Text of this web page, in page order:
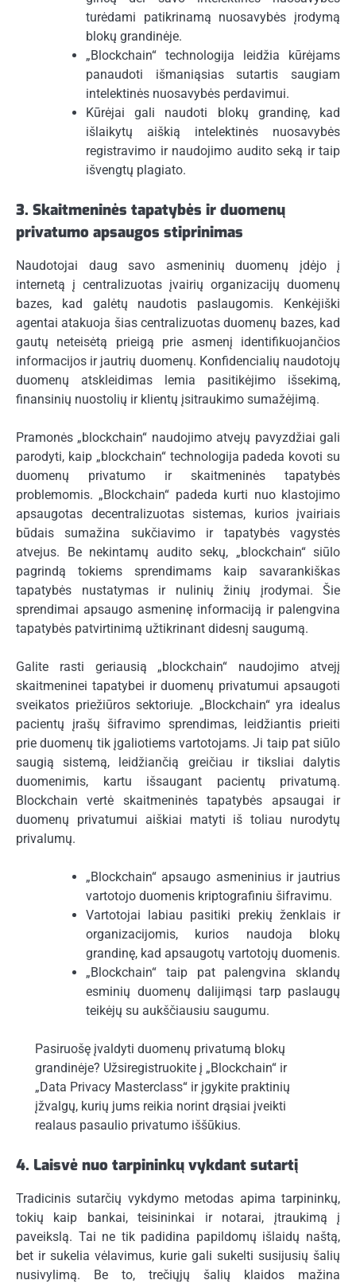
turėdami patikrinamą nuosavybės įrodymą
blokų grandinėje.
„Blockchain“ technologija leidžia kūrėjams
panaudoti išmaniąsias sutartis saugiam
intelektinės nuosavybės perdavimui.
Kūrėjai gali naudoti blokų grandinę, kad
išlaikytų aiškią intelektinės nuosavybės
registravimo ir naudojimo audito seką ir taip
išvengtų plagiato.
3. Skaitmeninės tapatybės ir duomenų
privatumo apsaugos stiprinimas
Naudotojai daug savo asmeninių duomenų įdėjo į
internetą į centralizuotas įvairių organizacijų duomenų
bazes, kad galėtų naudotis paslaugomis. Kenkėjiški
agentai atakuoja šias centralizuotas duomenų bazes, kad
gautų neteisėtą prieigą prie asmenį identifikuojančios
informacijos ir jautrių duomenų. Konfidencialių naudotojų
duomenų atskleidimas lemia pasitikėjimo išsekimą,
finansinių nuostolių ir klientų įsitraukimo sumažėjimą.
Pramonės „blockchain“ naudojimo atvejų pavyzdžiai gali
parodyti, kaip „blockchain“ technologija padeda kovoti su
duomenų privatumo ir skaitmeninės tapatybės
problemomis. „Blockchain“ padeda kurti nuo klastojimo
apsaugotas decentralizuotas sistemas, kurios įvairiais
būdais sumažina sukčiavimo ir tapatybės vagystės
atvejus. Be nekintamų audito sekų, „blockchain“ siūlo
pagrindą tokiems sprendimams kaip savarankiškas
tapatybės nustatymas ir nulinių žinių įrodymai. Šie
sprendimai apsaugo asmeninę informaciją ir palengvina
tapatybės patvirtinimą užtikrinant didesnį saugumą.
Galite rasti geriausią „blockchain“ naudojimo atvejį
skaitmeninei tapatybei ir duomenų privatumui apsaugoti
sveikatos priežiūros sektoriuje. „Blockchain“ yra idealus
pacientų įrašų šifravimo sprendimas, leidžiantis prieiti
prie duomenų tik įgaliotiems vartotojams. Ji taip pat siūlo
saugią sistemą, leidžiančią greičiau ir tiksliai dalytis
duomenimis, kartu išsaugant pacientų privatumą.
Blockchain vertė skaitmeninės tapatybės apsaugai ir
duomenų privatumui aiškiai matyti iš toliau nurodytų
privalumų.
„Blockchain“ apsaugo asmeninius ir jautrius
vartotojo duomenis kriptografiniu šifravimu.
Vartotojai labiau pasitiki prekių ženklais ir
organizacijomis, kurios naudoja blokų
grandinę, kad apsaugotų vartotojų duomenis.
„Blockchain“ taip pat palengvina sklandų
esminių duomenų dalijimąsi tarp paslaugų
teikėjų su aukščiausiu saugumu.
Pasiruošę įvaldyti duomenų privatumą blokų
grandinėje? Užsiregistruokite į „Blockchain“ ir
„Data Privacy Masterclass“ ir įgykite praktinių
įžvalgų, kurių jums reikia norint drąsiai įveikti
realaus pasaulio privatumo iššūkius.
4. Laisvė nuo tarpininkų vykdant sutartį
Tradicinis sutarčių vykdymo metodas apima tarpininkų,
tokių kaip bankai, teisininkai ir notarai, įtraukimą į
paveikslą. Tai ne tik padidina papildomų išlaidų naštą,
bet ir sukelia vėlavimus, kurie gali sukelti susijusių šalių
nusivylimą. Be to, trečiųjų šalių klaidos mažina